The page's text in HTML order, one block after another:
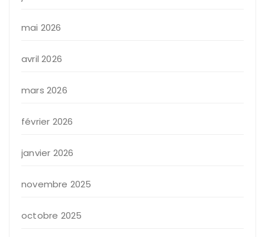
mai 2026
avril 2026
mars 2026
février 2026
janvier 2026
novembre 2025
octobre 2025